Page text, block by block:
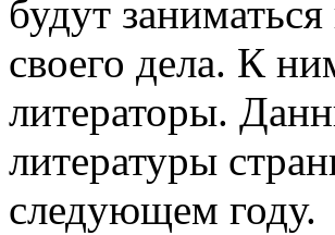
будут
своего дела. К
литераторы.
литературы
следующем году.